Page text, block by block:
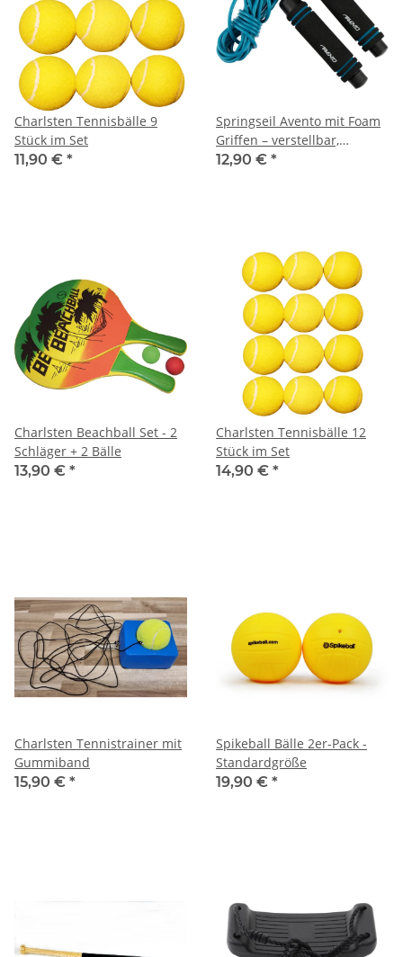
Charlsten Tennisbälle 9
Stück im Set
11,90 € *
Springseil Avento mit Foam
Griffen – verstellbar,
Schwarz/Blau
12,90 € *
Charlsten Beachball Set - 2
Schläger + 2 Bälle
13,90 € *
Charlsten Tennisbälle 12
Stück im Set
14,90 € *
Charlsten Tennistrainer mit
Gummiband
15,90 € *
Spikeball Bälle 2er-Pack -
Standardgröße
19,90 € *